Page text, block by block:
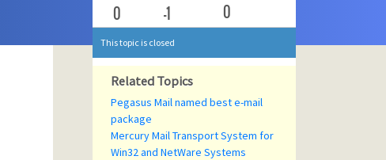
0 -1 0
This topic is closed
Related Topics
Pegasus Mail named best e-mail
package
Mercury Mail Transport System for
Win32 and NetWare Systems